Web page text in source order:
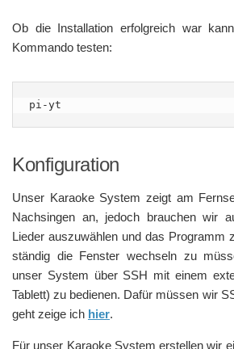
Ob die Installation erfolgreich war
Kommando testen:
pi-yt
Konfiguration
Unser Karaoke System zeigt am
Nachsingen an, jedoch brauchen wir
Lieder auszuwählen und das Programm
ständig die Fenster wechseln zu
unser System über SSH mit einem
Tablett) zu bedienen. Dafür müssen wir
geht zeige ich hier.
Für unser Karaoke System erstellen wir